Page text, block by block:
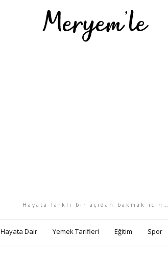
Hayata farklı bir açıdan bakmak için…
Hayata Dair Yemek Tarifleri Eğitim Spor